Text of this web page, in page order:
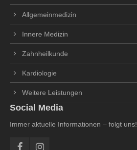
Allgemeinmedizin
Innere Medizin
Zahnheilkunde
Kardiologie
Weitere Leistungen
Social Media
Immer aktuelle Informationen – folgt uns!